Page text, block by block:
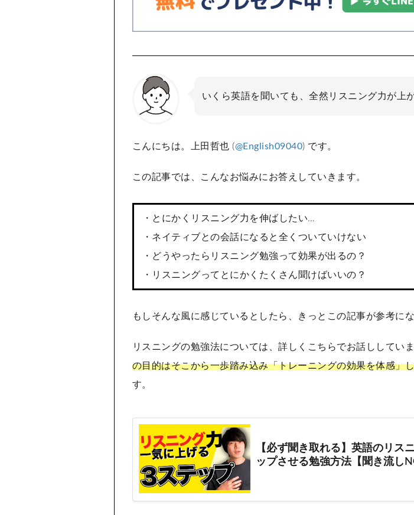
いくら英語を聞いても、全然リスニング力が上
こんにちは。上田哲也 (@English09040) です。
この記事では、こんなお悩みにお答えしていきます。
・とにかくリスニング力を伸ばしたい…
・ネイティブとの会話になると全くついていけない
・どうやったらリスニング勉強って効果が出るの？
・リスニングってとにかくたくさん聞けばいいの？
もしそんな風に感じているとしたら、きっとこの記事が参考にな
リスニングの勉強法については、詳しくこちらでお話ししていま
の目的はそこから一歩踏み込み「トレーニングの効果を体感」
す。